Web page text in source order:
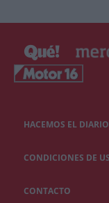
HACEMOS EL
CONDICIONES DE
CONTACTO